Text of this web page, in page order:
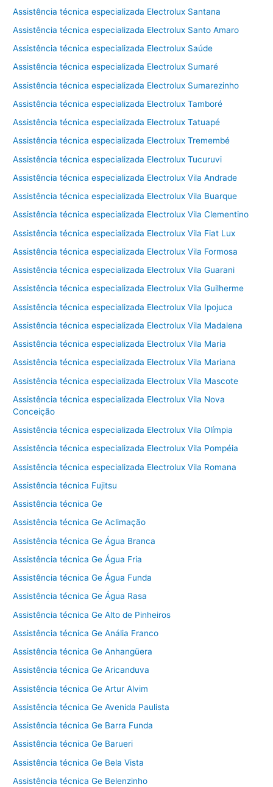
Assistência técnica especializada Electrolux Santana
Assistência técnica especializada Electrolux Santo Amaro
Assistência técnica especializada Electrolux Saúde
Assistência técnica especializada Electrolux Sumaré
Assistência técnica especializada Electrolux Sumarezinho
Assistência técnica especializada Electrolux Tamboré
Assistência técnica especializada Electrolux Tatuapé
Assistência técnica especializada Electrolux Tremembé
Assistência técnica especializada Electrolux Tucuruvi
Assistência técnica especializada Electrolux Vila Andrade
Assistência técnica especializada Electrolux Vila Buarque
Assistência técnica especializada Electrolux Vila Clementino
Assistência técnica especializada Electrolux Vila Fiat Lux
Assistência técnica especializada Electrolux Vila Formosa
Assistência técnica especializada Electrolux Vila Guarani
Assistência técnica especializada Electrolux Vila Guilherme
Assistência técnica especializada Electrolux Vila Ipojuca
Assistência técnica especializada Electrolux Vila Madalena
Assistência técnica especializada Electrolux Vila Maria
Assistência técnica especializada Electrolux Vila Mariana
Assistência técnica especializada Electrolux Vila Mascote
Assistência técnica especializada Electrolux Vila Nova
Conceição
Assistência técnica especializada Electrolux Vila Olímpia
Assistência técnica especializada Electrolux Vila Pompéia
Assistência técnica especializada Electrolux Vila Romana
Assistência técnica Fujitsu
Assistência técnica Ge
Assistência técnica Ge Aclimação
Assistência técnica Ge Água Branca
Assistência técnica Ge Água Fria
Assistência técnica Ge Água Funda
Assistência técnica Ge Água Rasa
Assistência técnica Ge Alto de Pinheiros
Assistência técnica Ge Anália Franco
Assistência técnica Ge Anhangüera
Assistência técnica Ge Aricanduva
Assistência técnica Ge Artur Alvim
Assistência técnica Ge Avenida Paulista
Assistência técnica Ge Barra Funda
Assistência técnica Ge Barueri
Assistência técnica Ge Bela Vista
Assistência técnica Ge Belenzinho